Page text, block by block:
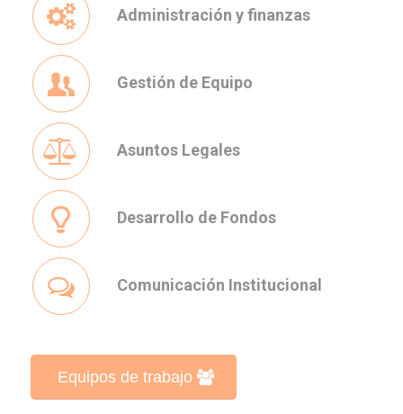
Administración y finanzas
Gestión de Equipo
Asuntos Legales
Desarrollo de Fondos
Comunicación Institucional
Equipos de trabajo